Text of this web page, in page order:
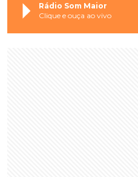
Rádio Som Maior
Clique e ouça ao vivo